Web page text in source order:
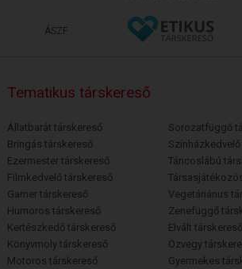
ÁSZF
Tematikus társkereső
Állatbarát társkereső
Bringás társkereső
Ezermester társkereső
Filmkedvelő társkereső
Gamer társkereső
Humoros társkereső
Kertészkedő társkereső
Könyvmoly társkereső
Motoros társkereső
Sorozatfüggő
Táncoslábú
Vegetáriánus
Zenefüggő
Elvált
Özvegy
Gyermekes